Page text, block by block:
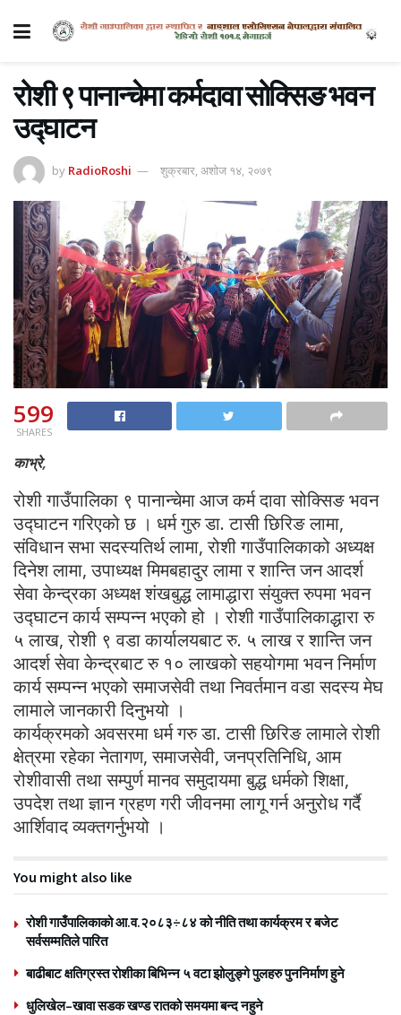
रोशी ९ पानान्चेमा कर्मदावा सोक्सिङ भवन
उद्घाटन
by RadioRoshi शुक्रबार, अशोज १४, २०७९
599
SHARES
काभ्रे,
रोशी गाउँपालिका ९ पानान्चेमा आज कर्म दावा सोक्सिङ भवन
उद्घाटन गरिएको छ । धर्म गुरु डा. टासी छिरिङ लामा,
संविधान सभा सदस्यतिर्थ लामा, रोशी गाउँपालिकाको अध्यक्ष
दिनेश लामा, उपाध्यक्ष मिमबहादुर लामा र शान्ति जन आदर्श
सेवा केन्द्रका अध्यक्ष शंखबुद्ध लामाद्धारा संयुक्त रुपमा भवन
उद्घाटन कार्य सम्पन्न भएको हो । रोशी गाउँपालिकाद्धारा रु
५ लाख, रोशी ९ वडा कार्यालयबाट रु. ५ लाख र शान्ति जन
आदर्श सेवा केन्द्रबाट रु १० लाखको सहयोगमा भवन निर्माण
कार्य सम्पन्न भएको समाजसेवी तथा निवर्तमान वडा सदस्य मेघ
लामाले जानकारी दिनुभयो ।
कार्यक्रमको अवसरमा धर्म गरु डा. टासी छिरिङ लामाले रोशी
क्षेत्रमा रहेका नेतागण, समाजसेवी, जनप्रतिनिधि, आम
रोशीवासी तथा सम्पुर्ण मानव समुदायमा बुद्ध धर्मको शिक्षा,
उपदेश तथा ज्ञान ग्रहण गरी जीवनमा लागू गर्न अनुरोध गर्दै
आर्शिवाद व्यक्तगर्नुभयो ।
You might also like
रोशी गाउँपालिकाको आ.व.२०८३÷८४ को नीति तथा कार्यक्रम र बजेट
सर्वसम्मतिले पारित
बाढीबाट क्षतिग्रस्त रोशीका बिभिन्न ५ वटा झोलुङ्गे पुलहरु पुननिर्माण हुने
धुलिखेल–खावा सडक खण्ड रातको समयमा बन्द नहुने